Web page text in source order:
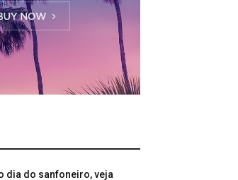
dia do sanfoneiro, veja